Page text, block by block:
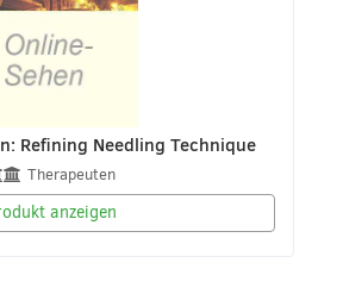
Refining Needling Technique
Therapeuten
anzeigen